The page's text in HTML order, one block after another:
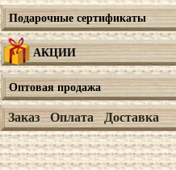
Подарочные сертификаты
АКЦИИ
Оптовая продажа
Заказ Оплата Доставка